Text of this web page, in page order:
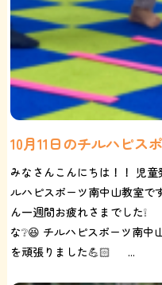
10月11日のチルハピス
みなさんこんにちは！！ 児
ルハピスポーツ南中山教室
ん一週間お疲れさまでした
な❔😆 チルハピスポーツ南
を頑張りました💪🏻 ...